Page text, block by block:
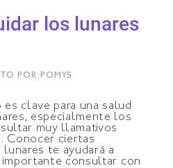
los lunares
POR:POMYS
es clave para una salud
especialmente los
muy llamativos
Conocer ciertas
te ayudará a
consultar con